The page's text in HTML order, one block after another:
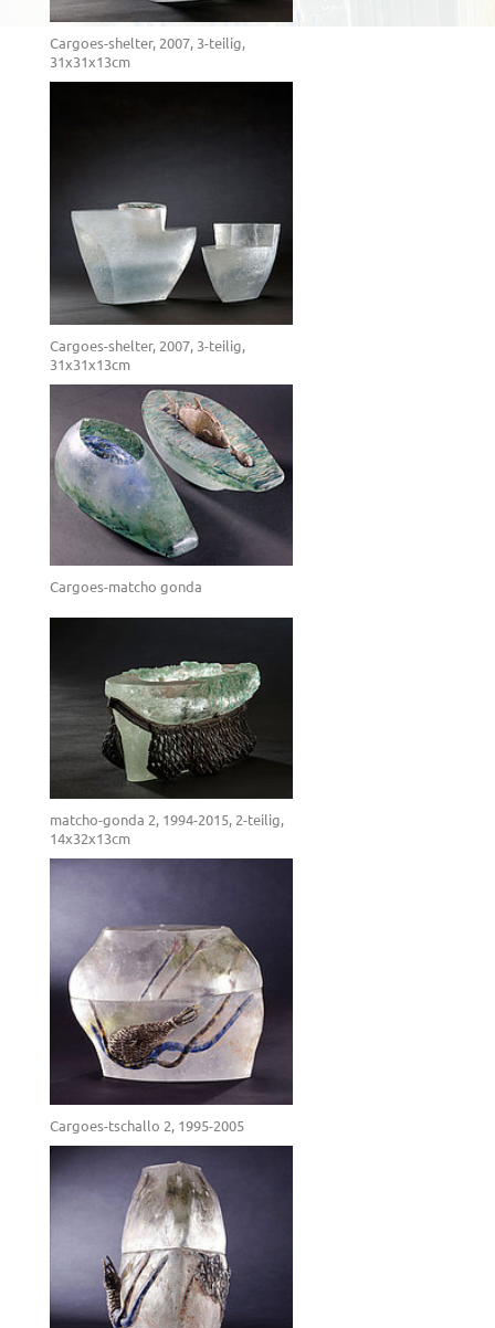
Cargoes-shelter, 2007, 3-teilig,
31x31x13cm
Cargoes-shelter, 2007, 3-teilig,
31x31x13cm
Cargoes-matcho gonda
matcho-gonda 2, 1994-2015, 2-teilig,
14x32x13cm
Cargoes-tschallo 2, 1995-2005